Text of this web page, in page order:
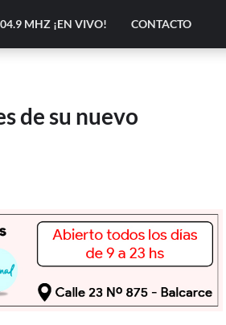
MHZ ¡EN VIVO! CONTACTO
de su nuevo